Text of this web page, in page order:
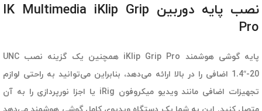
نصب پایه دوربین IK Multimedia iKlip Grip
Pro
پایه گوشی هوشمند iKlip Grip Pro همچنین یک گزینه نصب UNC
1.4″-20 اضافی را در بالا ارائه می‌‎دهد، بنابراین می‌توانید به راحتی لوازم
تجهیزات اضافی مانند ویدیو میکروفون iRig یا اجزا نورپردازی را به آن